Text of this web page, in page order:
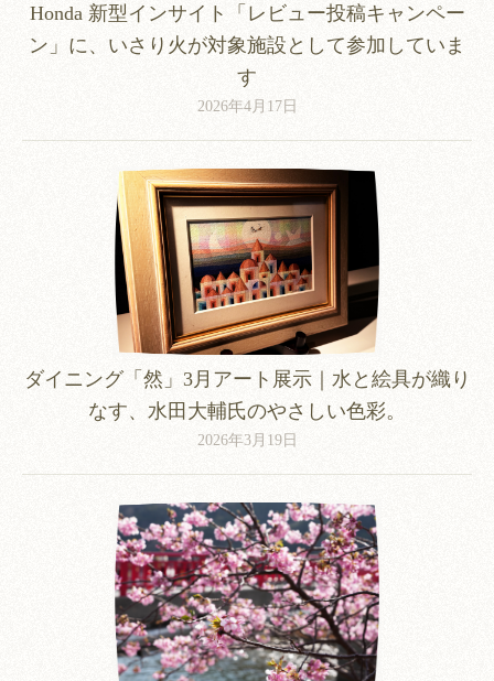
Honda 新型インサイト「レビュー投稿キャンペー
ン」に、いさり火が対象施設として参加していま
す
2026年4月17日
ダイニング「然」3月アート展示｜水と絵具が織り
なす、水田大輔氏のやさしい色彩。
2026年3月19日